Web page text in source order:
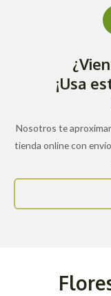
¡Usa
Nosotros te
tienda online con